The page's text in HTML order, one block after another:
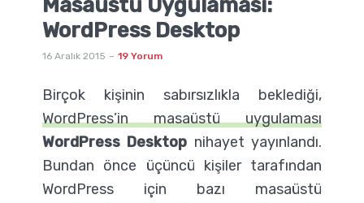
Masaüstü Uygulaması:
WordPress Desktop
16 Aralık 2015 19 Yorum
Birçok kişinin sabırsızlıkla beklediği,
WordPress’in masaüstü uygulaması
WordPress Desktop nihayet yayınlandı.
Bundan önce üçüncü kişiler tarafından
WordPress için bazı masaüstü